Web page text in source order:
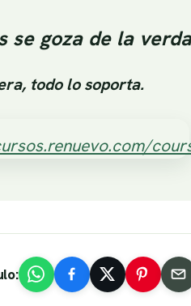
se goza de la
todo lo soporta.